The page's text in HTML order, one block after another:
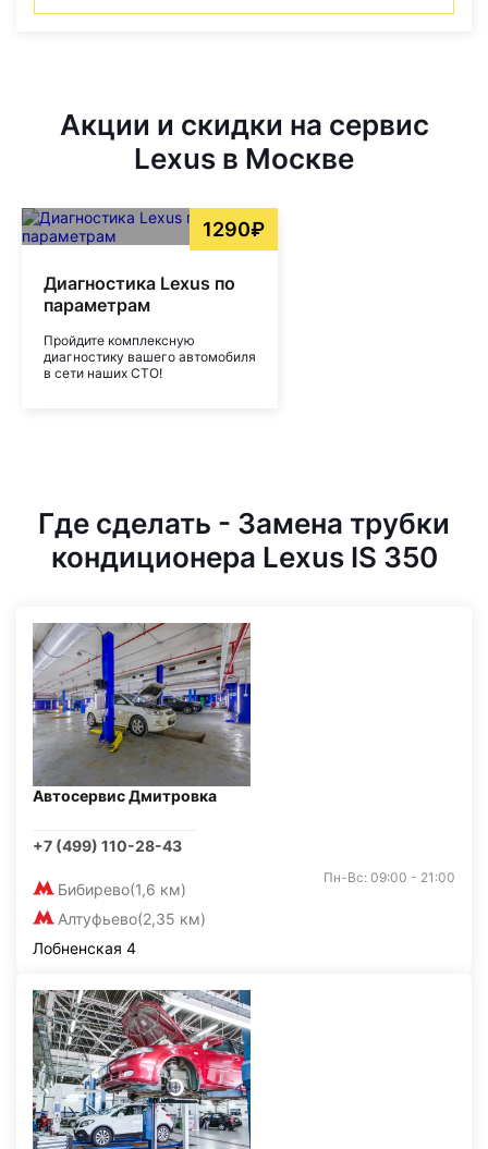
Акции и скидки на сервис
Lexus в Москве
1290₽
Диагностика Lexus по
параметрам
Пройдите комплексную
диагностику вашего автомобиля
в сети наших СТО!
Где сделать - Замена трубки
кондиционера Lexus IS 350
Автосервис Дмитровка
+7 (499) 110-28-43
Бибирево(1,6 км)
Алтуфьево(2,35 км)
Пн-Вс: 09:00 - 21:00
Лобненская 4